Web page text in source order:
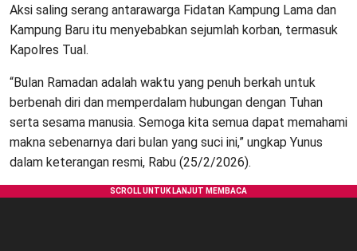
Aksi saling serang antarawarga Fidatan Kampung Lama dan
Kampung Baru itu menyebabkan sejumlah korban, termasuk
Kapolres Tual.
“Bulan Ramadan adalah waktu yang penuh berkah untuk
berbenah diri dan memperdalam hubungan dengan Tuhan
serta sesama manusia. Semoga kita semua dapat memahami
makna sebenarnya dari bulan yang suci ini,” ungkap Yunus
dalam keterangan resmi, Rabu (25/2/2026).